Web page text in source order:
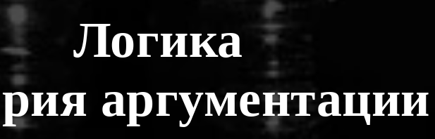
Логика
аргументации